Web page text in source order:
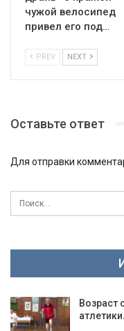
чужой велосипед
привел его под…
PREV NEXT
Оставьте ответ
Для отправки
Возраст